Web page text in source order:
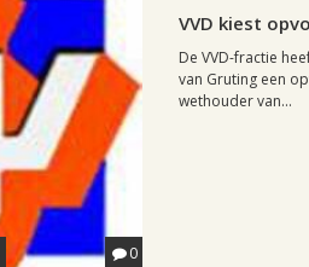
0
VVD kiest
De VVD-fractie
van Gruting een
wethouder van...